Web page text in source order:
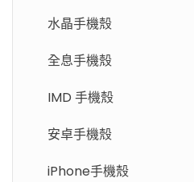
水晶手機殼
全息手機殼
IMD 手機殼
安卓手機殼
iPhone手機殼